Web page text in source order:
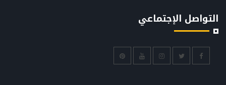
التواصل الإجتماعي